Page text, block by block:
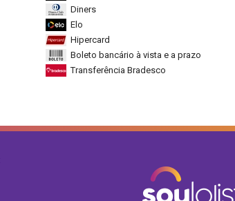
Diners
Elo
Hipercard
Boleto bancário à vista e a prazo
Transferência Bradesco